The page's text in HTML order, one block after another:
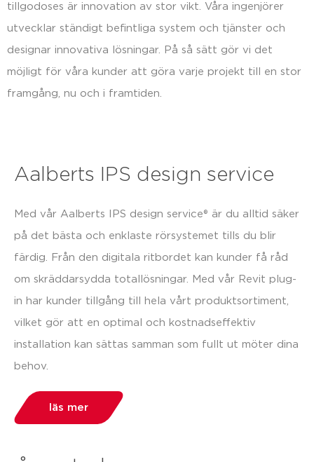
tillgodoses är innovation av stor vikt. Våra ingenjörer
utvecklar ständigt befintliga system och tjänster och
designar innovativa lösningar. På så sätt gör vi det
möjligt för våra kunder att göra varje projekt till en stor
framgång, nu och i framtiden.
Aalberts IPS design service
Med vår Aalberts IPS design service® är du alltid säker
på det bästa och enklaste rörsystemet tills du blir
färdig. Från den digitala ritbordet kan kunder få råd
om skräddarsydda totallösningar. Med vår Revit plug-
in har kunder tillgång till hela vårt produktsortiment,
vilket gör att en optimal och kostnadseffektiv
installation kan sättas samman som fullt ut möter dina
behov.
läs mer